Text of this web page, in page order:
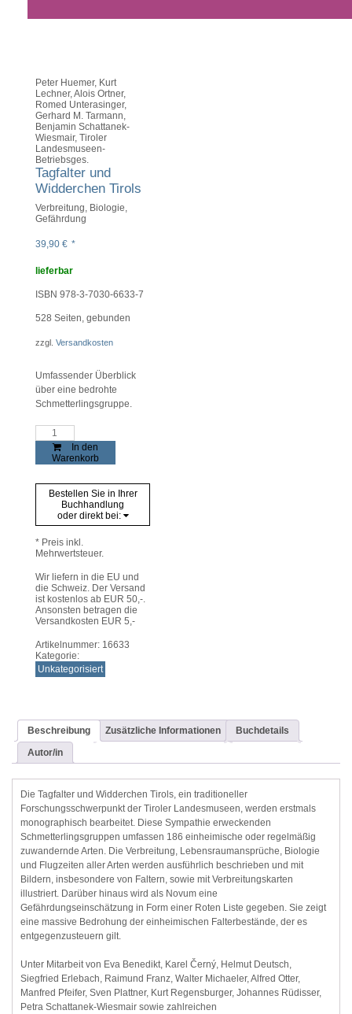
Peter Huemer, Kurt
Lechner, Alois Ortner,
Romed Unterasinger,
Gerhard M. Tarmann,
Benjamin Schattanek-
Wiesmair, Tiroler
Landesmuseen-
Betriebsges.
Tagfalter und
Widderchen Tirols
Verbreitung, Biologie,
Gefährdung
39,90 € *
lieferbar
ISBN 978-3-7030-6633-7
528 Seiten, gebunden
zzgl. Versandkosten
Umfassender Überblick
über eine bedrohte
Schmetterlingsgruppe.
Tagfalter
und
Widderchen
Tirols
In den
Warenkorb
Bestellen Sie in Ihrer
Buchhandlung
oder direkt bei:
* Preis inkl.
Mehrwertsteuer.
Wir liefern in die EU und
die Schweiz. Der Versand
ist kostenlos ab EUR 50,-.
Ansonsten betragen die
Versandkosten EUR 5,-
Artikelnummer: 16633
Kategorie:
Unkategorisiert
Beschreibung Zusätzliche Informationen
Buchdetails
Autor/in
Die Tagfalter und Widderchen Tirols, ein traditioneller
Forschungsschwerpunkt der Tiroler Landesmuseen, werden erstmals
monographisch bearbeitet. Diese Sympathie erweckenden
Schmetterlingsgruppen umfassen 186 einheimische oder regelmäßig
zuwandernde Arten. Die Verbreitung, Lebensraumansprüche, Biologie
und Flugzeiten aller Arten werden ausführlich beschrieben und mit
Bildern, insbesondere von Faltern, sowie mit Verbreitungskarten
illustriert. Darüber hinaus wird als Novum eine
Gefährdungseinschätzung in Form einer Roten Liste gegeben. Sie zeigt
eine massive Bedrohung der einheimischen Falterbestände, der es
entgegenzusteuern gilt.
Unter Mitarbeit von Eva Benedikt, Karel Černý, Helmut Deutsch,
Siegfried Erlebach, Raimund Franz, Walter Michaeler, Alfred Otter,
Manfred Pfeifer, Sven Plattner, Kurt Regensburger, Johannes Rüdisser,
Petra Schattanek-Wiesmair sowie zahlreichen